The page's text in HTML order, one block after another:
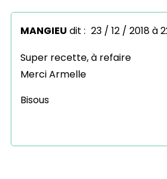
MANGIEU dit : 23 / 12 / 2018 à
Super recette, à refaire
Merci Armelle
Bisous